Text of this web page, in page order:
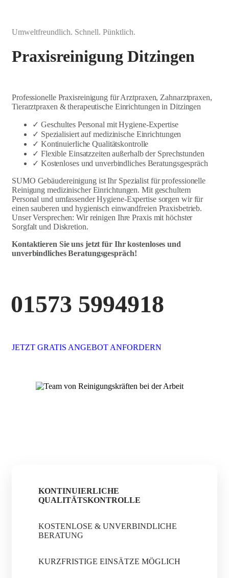
Umweltfreundlich. Schnell. Pünktlich.
Praxisreinigung Ditzingen
Professionelle Praxisreinigung für Arztpraxen, Zahnarztpraxen,
Tierarztpraxen & therapeutische Einrichtungen in Ditzingen
✓ Geschultes Personal mit Hygiene-Expertise
✓ Spezialisiert auf medizinische Einrichtungen
✓ Kontinuierliche Qualitätskontrolle
✓ Flexible Einsatzzeiten außerhalb der Sprechstunden
✓ Kostenloses und unverbindliches Beratungsgespräch
SUMO Gebäudereinigung ist Ihr Spezialist für professionelle
Reinigung medizinischer Einrichtungen. Mit geschultem
Personal und umfassender Hygiene-Expertise sorgen wir für
einen sauberen und hygienisch einwandfreien Praxisbetrieb.
Unser Versprechen: Wir reinigen Ihre Praxis mit höchster
Sorgfalt und Diskretion.
Kontaktieren Sie uns jetzt für Ihr kostenloses und
unverbindliches Beratungsgespräch!
01573 5994918
JETZT GRATIS ANGEBOT ANFORDERN
KONTINUIERLICHE
QUALITÄTSKONTROLLE
KOSTENLOSE & UNVERBINDLICHE
BERATUNG
KURZFRISTIGE EINSÄTZE MÖGLICH